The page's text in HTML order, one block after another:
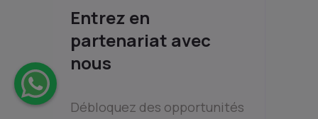
Entrez en
partenariat avec
nous
Débloquez des opportunités